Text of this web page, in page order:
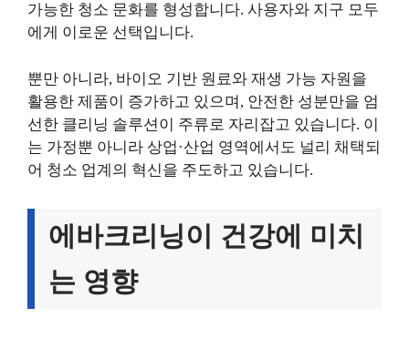
가능한 청소 문화를 형성합니다. 사용자와 지구 모두
에게 이로운 선택입니다.
뿐만 아니라, 바이오 기반 원료와 재생 가능 자원을
활용한 제품이 증가하고 있으며, 안전한 성분만을 엄
선한 클리닝 솔루션이 주류로 자리잡고 있습니다. 이
는 가정뿐 아니라 상업·산업 영역에서도 널리 채택되
어 청소 업계의 혁신을 주도하고 있습니다.
에바크리닝이 건강에 미치
는 영향